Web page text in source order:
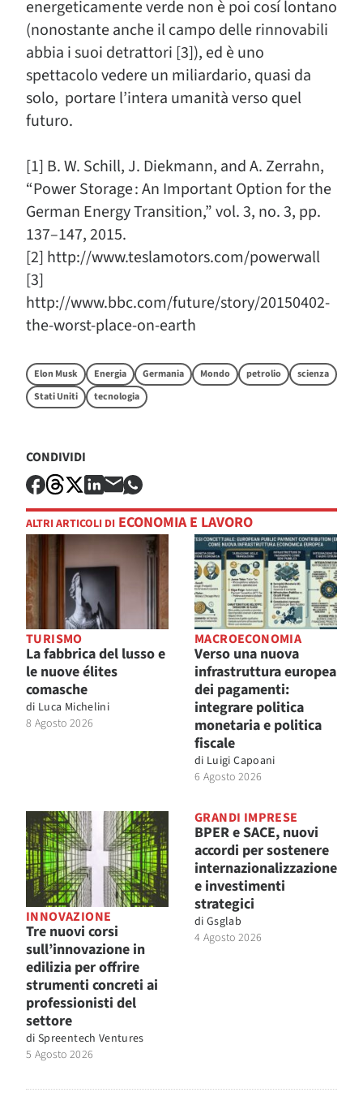
energeticamente verde non è poi cosí lontano
(nonostante anche il campo delle rinnovabili
abbia i suoi detrattori [3]), ed è uno
spettacolo vedere un miliardario, quasi da
solo, portare l’intera umanità verso quel
futuro.
[1] B. W. Schill, J. Diekmann, and A. Zerrahn,
“Power Storage : An Important Option for the
German Energy Transition,” vol. 3, no. 3, pp.
137–147, 2015.
[2] http://www.teslamotors.com/powerwall
[3]
http://www.bbc.com/future/story/20150402-
the-worst-place-on-earth
Elon Musk Energia Germania Mondo petrolio
scienza
Stati Uniti
tecnologia
CONDIVIDI
ALTRI ARTICOLI DI ECONOMIA E LAVORO
TURISMO
La fabbrica del lusso e
le nuove élites
comasche
di Luca Michelini
8 Agosto 2026
MACROECONOMIA
Verso una nuova
infrastruttura europea
dei pagamenti:
integrare politica
monetaria e politica
fiscale
di Luigi Capoani
6 Agosto 2026
INNOVAZIONE
Tre nuovi corsi
sull’innovazione in
edilizia per offrire
strumenti concreti ai
professionisti del
settore
di Spreentech Ventures
5 Agosto 2026
GRANDI IMPRESE
BPER e SACE, nuovi
accordi per sostenere
internazionalizzazione
e investimenti
strategici
di Gsglab
4 Agosto 2026